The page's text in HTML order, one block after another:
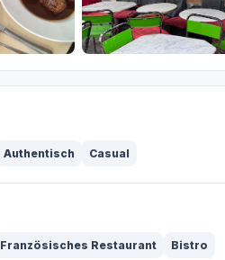
Authentisch Casual
Französisches Restaurant
Bistro